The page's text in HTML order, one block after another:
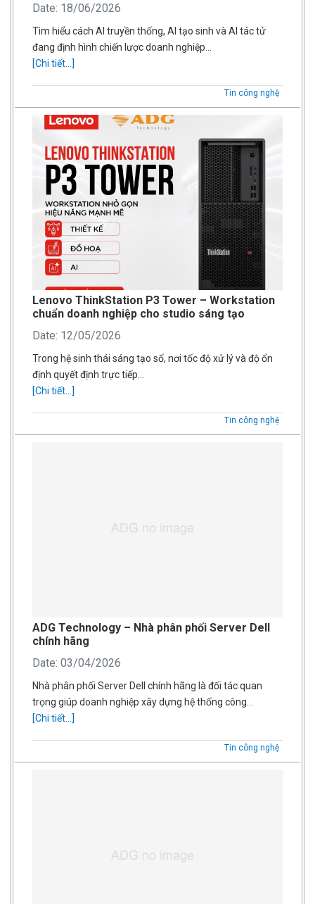
Date: 18/06/2026
Tìm hiểu cách AI truyền thống, AI tạo sinh và AI tác tử
đang định hình chiến lược doanh nghiệp…
[Chi tiết...]
Tin công nghệ
Lenovo ThinkStation P3 Tower – Workstation
chuẩn doanh nghiệp cho studio sáng tạo
Date: 12/05/2026
Trong hệ sinh thái sáng tạo số, nơi tốc độ xử lý và độ ổn
định quyết định trực tiếp…
[Chi tiết...]
Tin công nghệ
ADG Technology – Nhà phân phối Server Dell
chính hãng
Date: 03/04/2026
Nhà phân phối Server Dell chính hãng là đối tác quan
trọng giúp doanh nghiệp xây dựng hệ thống công…
[Chi tiết...]
Tin công nghệ